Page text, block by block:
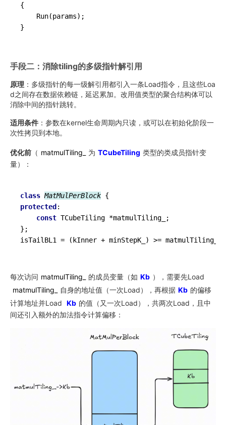
{
    Run(params);
手段二：消除tiling的多级指针解引用
原理 ：多级指针的每一级解引用都引入一条Load指令，且这些Loa
d之间存在数据依赖链，延迟累加。改用值类型的聚合结构体可以
消除中间的指针跳转。
适用条件 ：参数在kernel生命周期内只读，或可以在初始化阶段一
次性拷贝到本地。
优化前 （ matmulTiling_ 为 TCubeTiling 类型的类成员指针变
量）：
class MatMulPerBlock
protected:
const TCubeTiling *matmulTiling_;
};
每次访问 matmulTiling_ 的成员变量（如 Kb ），需要先Load
matmulTiling_
自身的地址值（一次Load），再根据 Kb 的偏移
计算地址并Load Kb 的值（又一次Load），共两次Load，且中
间还引入额外的加法指令计算偏移：